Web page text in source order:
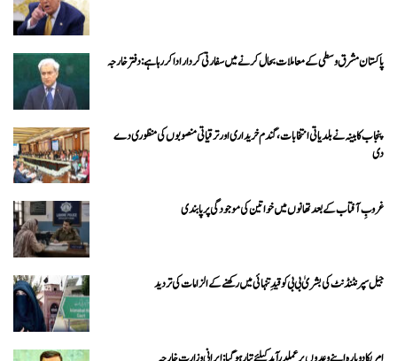
پاکستان مشرق وسطی کے معاملات بحال کرنے میں سفارتی کردار ادا کررہا ہے: دفتر خارجہ
پنجاب کابینہ نے بلدیاتی انتخابات، گندم خریداری اور ترقیاتی منصوبوں کی منظوری دے
دی
غروبِ آفتاب کے بعد تھانوں میں خواتین کی موجودگی پر پابندی
جیل سپرنٹنڈنٹ کی بشریٰ بی بی کو قیدِ تنہائی میں رکھنے کے الزامات کی تردید